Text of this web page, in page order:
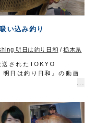
曜日 8:30～8:45放送※
do_fishing/
い込み釣り
明日は釣り日和 /栃木県
されたTOKYO
日は釣り日和』の動画
「コイ」。
勤務する荒山将行さんが
鬼怒川で、手軽に始めら